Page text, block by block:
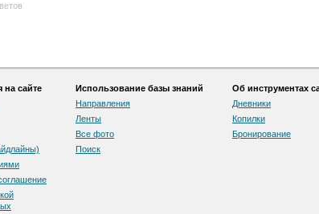
сайте
Использование базы знаний
Направления
Ленты
Все фото
Поиск
Об инструментах
Дневники
Копилки
Бронирование